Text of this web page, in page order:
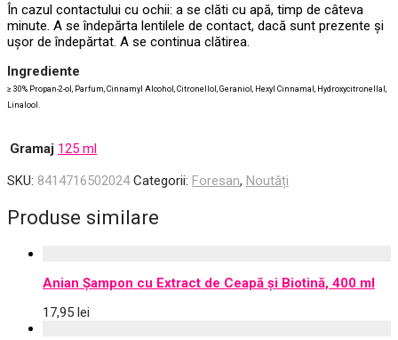
În cazul contactului cu ochii: a se clăti cu apă, timp de câteva
minute. A se îndepărta lentilele de contact, dacă sunt prezente și
ușor de îndepărtat. A se continua clătirea.
Ingrediente
≥ 30% Propan-2-ol, Parfum, Cinnamyl Alcohol, Citronellol, Geraniol, Hexyl Cinnamal, Hydroxycitronellal,
Linalool.
Gramaj 125 ml
SKU: 8414716502024 Categorii: Foresan, Noutăți
Produse similare
Anian Șampon cu Extract de Ceapă și Biotină, 400 ml
17,95 lei